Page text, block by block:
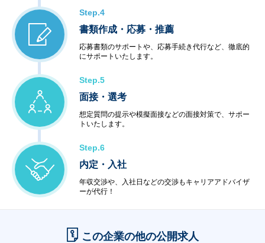
Step.4
書類作成・応募・推薦
応募書類のサポートや、応募手続き代行など、徹底的
にサポートいたします。
Step.5
面接・選考
想定質問の提示や模擬面接などの面接対策で、サポー
トいたします。
Step.6
内定・入社
年収交渉や、入社日などの交渉もキャリアアドバイザ
ーが代行！
この企業の他の公開求人